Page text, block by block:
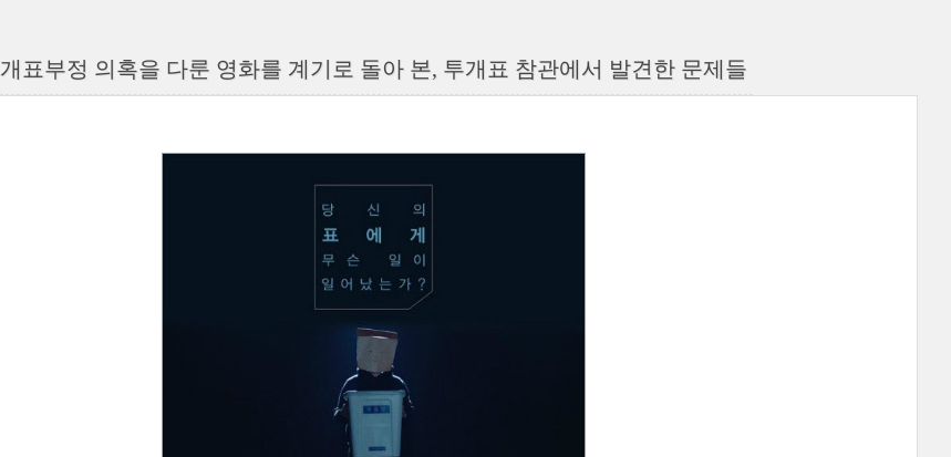
개표부정 의혹을 다룬 영화를 계기로 돌아 본, 투개표 참관에서 발견한 문제들